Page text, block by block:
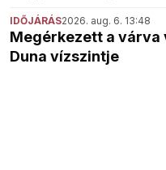
IDŐJÁRÁS2026. aug. 6. 13:48
Megérkezett a várva
Duna vízszintje